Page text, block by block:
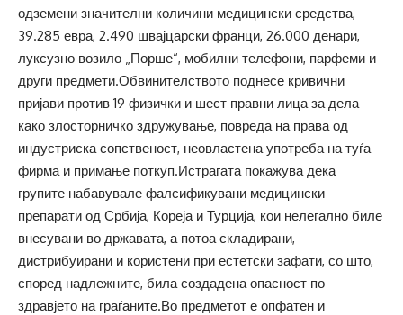
одземени значителни количини медицински средства,
39.285 евра, 2.490 швајцарски франци, 26.000 денари,
луксузно возило „Порше“, мобилни телефони, парфеми и
други предмети.Обвинителството поднесе кривични
пријави против 19 физички и шест правни лица за дела
како злосторничко здружување, повреда на права од
индустриска сопственост, неовластена употреба на туѓа
фирма и примање поткуп.Истрагата покажува дека
групите набавувале фалсификувани медицински
препарати од Србија, Кореја и Турција, кои нелегално биле
внесувани во државата, а потоа складирани,
дистрибуирани и користени при естетски зафати, со што,
според надлежните, била создадена опасност по
здравјето на граѓаните.Во предметот е опфатен и